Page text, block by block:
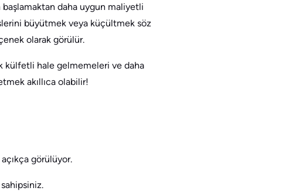
başlamaktan daha uygun maliyetli
büyütmek veya küçültmek söz
olarak görülür.
külfetli hale gelmemeleri ve daha
akıllıca olabilir!
açıkça görülüyor.